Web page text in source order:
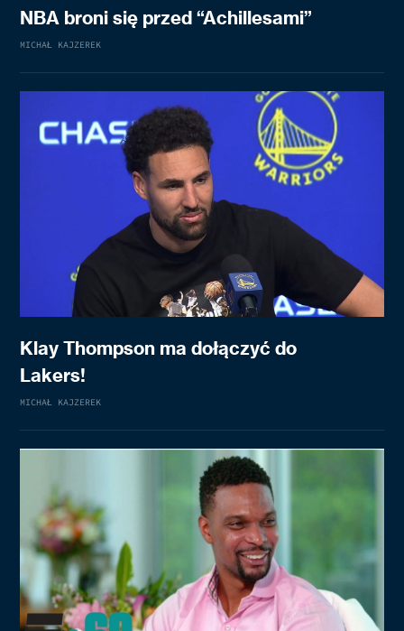
NBA broni się przed “Achillesami”
MICHAŁ KAJZEREK
Klay Thompson ma dołączyć do
Lakers!
MICHAŁ KAJZEREK